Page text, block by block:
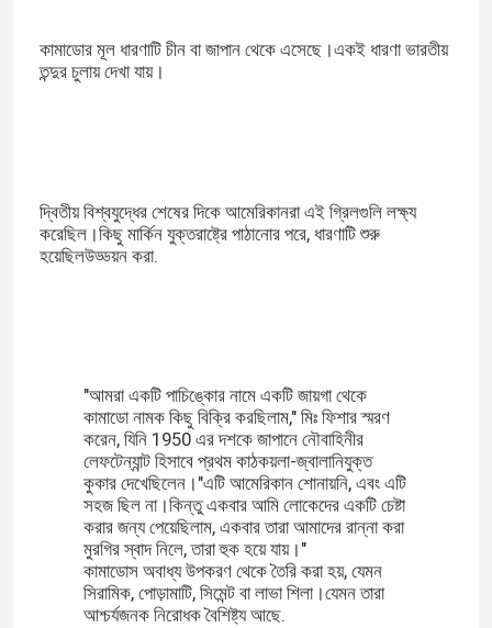
কামাডোর মূল ধারণাটি চীন বা জাপান থেকে এসেছে।একই ধারণা ভারতীয়
তন্দুর চুলায় দেখা যায়।
দ্বিতীয় বিশ্বযুদ্ধের শেষের দিকে আমেরিকানরা এই গ্রিলগুলি লক্ষ্য
করেছিল।কিছু মার্কিন যুক্তরাষ্ট্রে পাঠানোর পরে, ধারণাটি শুরু
হয়েছিলউড্ডয়ন করা.
"আমরা একটি পাচিঙ্কোর নামে একটি জায়গা থেকে
কামাডো নামক কিছু বিক্রি করছিলাম," মিঃ ফিশার স্মরণ
করেন, যিনি 1950 এর দশকে জাপানে নৌবাহিনীর
লেফটেন্যান্ট হিসাবে প্রথম কাঠকয়লা-জ্বালানিযুক্ত
কুকার দেখেছিলেন।"এটি আমেরিকান শোনায়নি, এবং এটি
সহজ ছিল না।কিন্তু একবার আমি লোকেদের একটি চেষ্টা
করার জন্য পেয়েছিলাম, একবার তারা আমাদের রান্না করা
মুরগির স্বাদ নিলে, তারা হুক হয়ে যায়।"
কামাডোস অবাধ্য উপকরণ থেকে তৈরি করা হয়, যেমন
সিরামিক, পোড়ামাটি, সিমেন্ট বা লাভা শিলা।যেমন তারা
আশ্চর্যজনক নিরোধক বৈশিষ্ট্য আছে.